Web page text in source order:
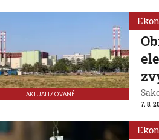
AKTUALIZOVANÉ
7. 8.